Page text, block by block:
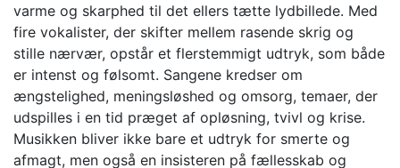
varme og skarphed til det ellers tætte lydbillede. Med
fire vokalister, der skifter mellem rasende skrig og
stille nærvær, opstår et flerstemmigt udtryk, som både
er intenst og følsomt. Sangene kredser om
ængstelighed, meningsløshed og omsorg, temaer, der
udspilles i en tid præget af opløsning, tvivl og krise.
Musikken bliver ikke bare et udtryk for smerte og
afmagt, men også en insisteren på fællesskab og